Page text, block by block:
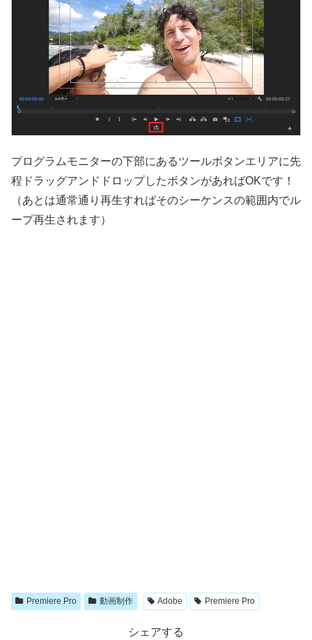
プログラムモニターの下部にあるツールボタンエリアに先
程ドラッグアンドドロップしたボタンがあればOKです！
（あとは通常通り再生すればそのシーケンスの範囲内でル
ープ再生されます）
Premiere Pro 動画制作 Adobe Premiere Pro
シェアする